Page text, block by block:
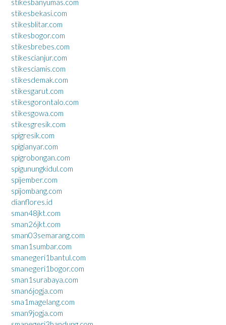
stikesbanyumas.com
stikesbekasi.com
stikesblitar.com
stikesbogor.com
stikesbrebes.com
stikescianjur.com
stikesciamis.com
stikesdemak.com
stikesgarut.com
stikesgorontalo.com
stikesgowa.com
stikesgresik.com
spigresik.com
spigianyar.com
spigrobongan.com
spigunungkidul.com
spijember.com
spijombang.com
dianflores.id
sman48jkt.com
sman26jkt.com
sman03semarang.com
sman1sumbar.com
smanegeri1bantul.com
smanegeri1bogor.com
sman1surabaya.com
sman6jogja.com
sma1magelang.com
sman9jogja.com